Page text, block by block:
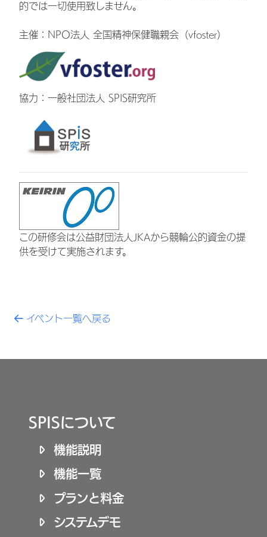
的では一切使用致しません。
主催： NPO法人 全国精神保健職親会（vfoster）
協力：一般社団法人 SPIS研究所
この研修会は公益財団法人JKAから競輪公的資金の提
供を受けて実施されます。
イベント一覧へ戻る
SPISについて
機能説明
機能一覧
プランと料金
システムデモ